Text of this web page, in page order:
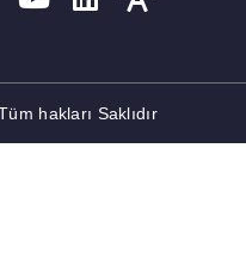
hakları Saklıdır